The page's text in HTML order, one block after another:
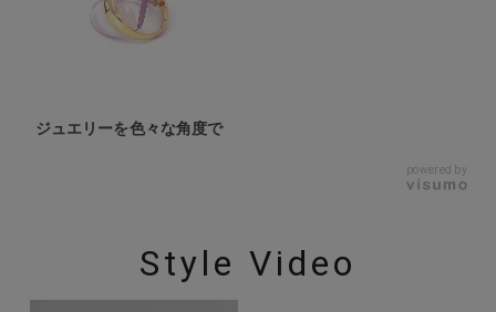
ジュエリーを色々な角度で
powered by
Style Video